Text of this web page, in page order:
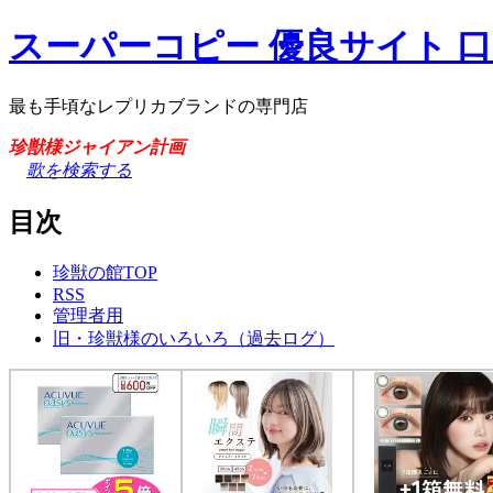
スーパーコピー 優良サイト
最も手頃なレプリカブランドの専門店
珍獣様ジャイアン計画
歌を検索する
目次
珍獣の館TOP
RSS
管理者用
旧・珍獣様のいろいろ（過去ログ）